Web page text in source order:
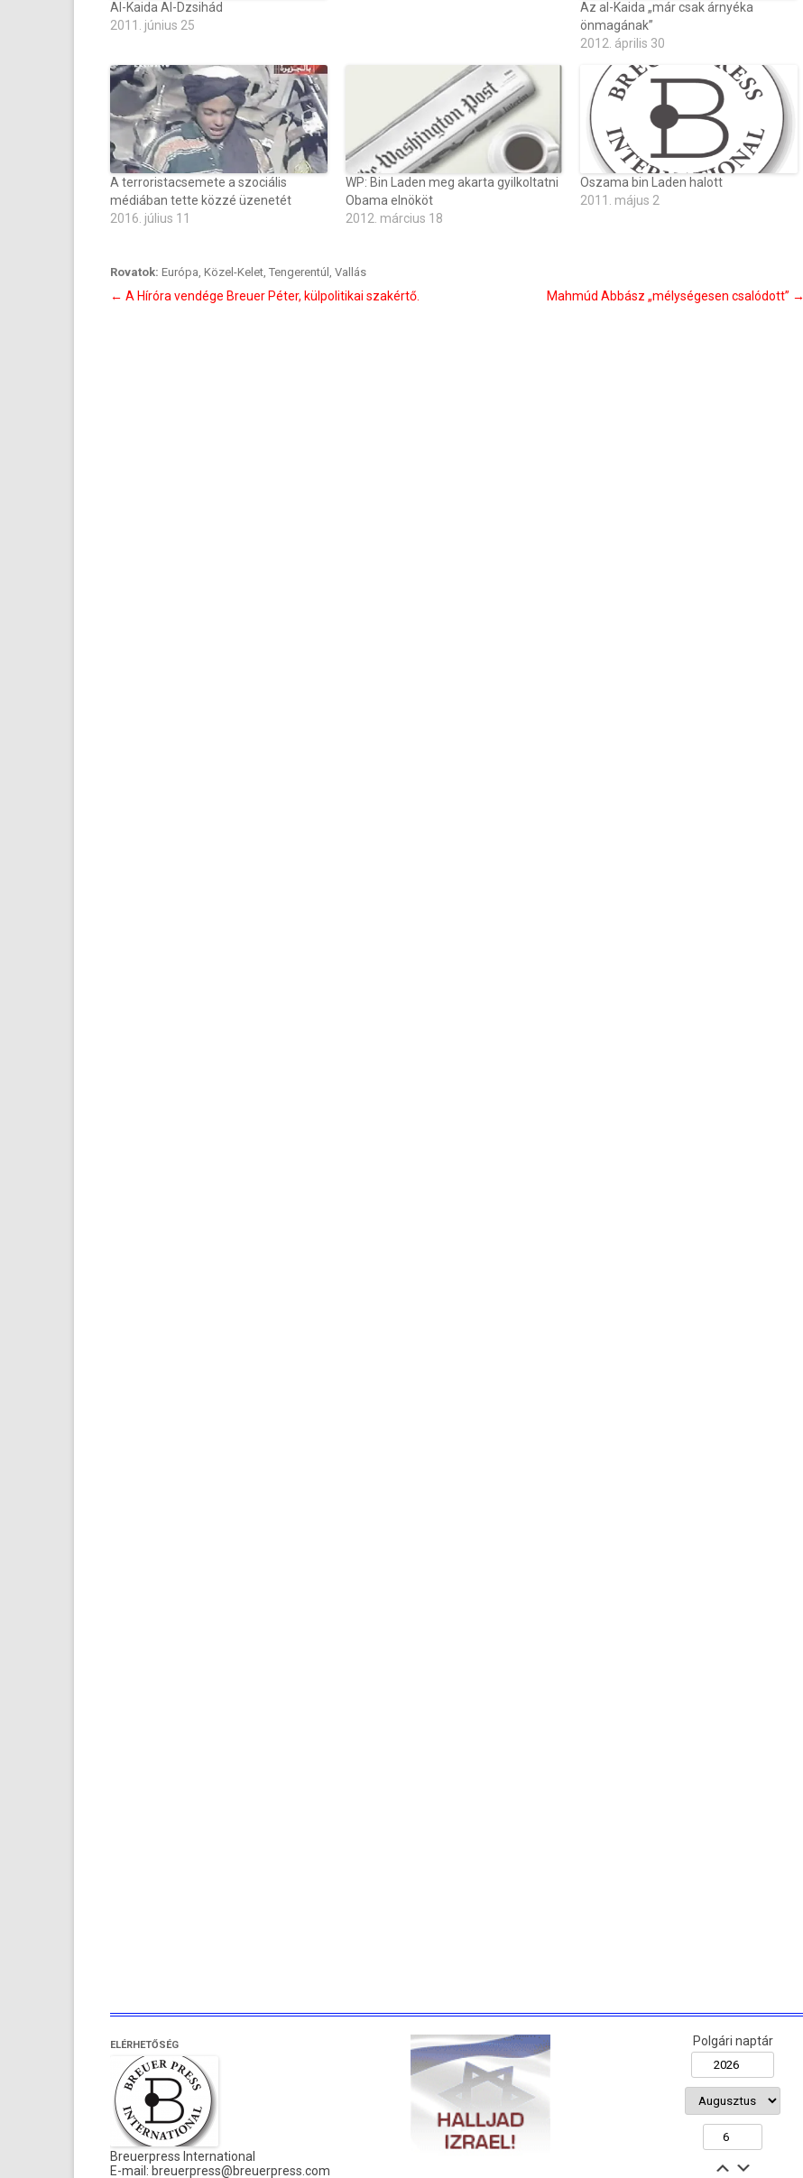
Al-Kaida Al-Dzsihád
2011. június 25
Az al-Kaida „már csak árnyéka
önmagának”
2012. április 30
A terroristacsemete a szociális
médiában tette közzé üzenetét
2016. július 11
WP: Bin Laden meg akarta gyilkoltatni
Obama elnököt
2012. március 18
Oszama bin Laden halott
2011. május 2
Rovatok: Európa, Közel-Kelet, Tengerentúl , Vallás
Bejegyzés
← A Híróra vendége Breuer Péter, külpolitikai szakértő. Mahmúd Abbász „mélységesen csalódott” →
ELÉRHETŐSÉG
Breuerpress International
E-mail: breuerpress@breuerpress.com
Polgári naptár